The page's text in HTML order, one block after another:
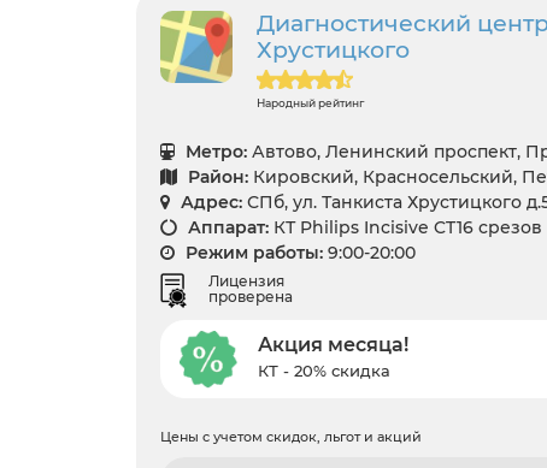
Диагностический
Хрустицкого
Народный рейтинг
Метро: Автово, Ленинский проспект,
Район: Кировский, Красносельский,
Адрес: СПб, ул. Танкиста Хрустицкого
Аппарат: КТ Philips Incisive CT16 срезов
Режим работы: 9:00-20:00
Лицензия
проверена
Акция месяца!
КТ - 20% скидка
Цены с учетом скидок, льгот и акций